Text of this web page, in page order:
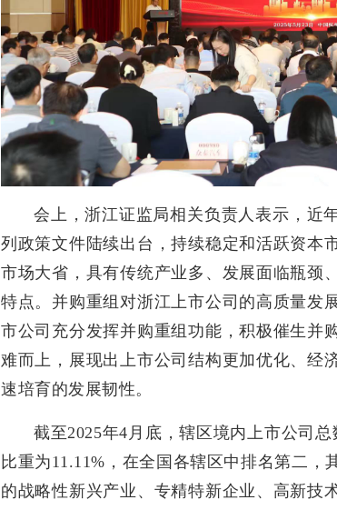
会上，浙江证监局相关负责人表示，近
列政策文件陆续出台，持续稳定和活跃资本
市场大省，具有传统产业多、发展面临瓶颈
特点。并购重组对浙江上市公司的高质量发
市公司充分发挥并购重组功能，积极催生并
难而上，展现出上市公司结构更加优化、经
速培育的发展韧性。
截至2025年4月底，辖区境内上市公司
比重为11.11%，在全国各辖区中排名第二，
的战略性新兴产业、专精特新企业、高新技